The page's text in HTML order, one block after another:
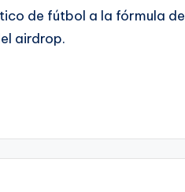
de fútbol a la fórmula de
airdrop.